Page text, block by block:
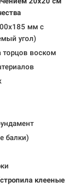
мм c
угол)
торцов воском
балки)
клееные